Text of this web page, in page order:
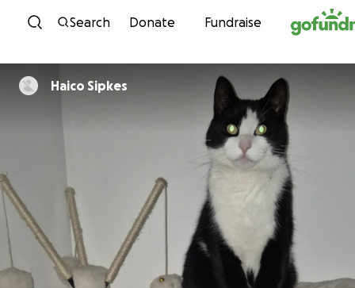
Skip to content
Search Donate Fundraise
Haico Sipkes